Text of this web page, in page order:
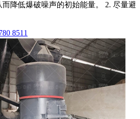
降低爆破噪声的初始能量。 2. 尽量避
8511